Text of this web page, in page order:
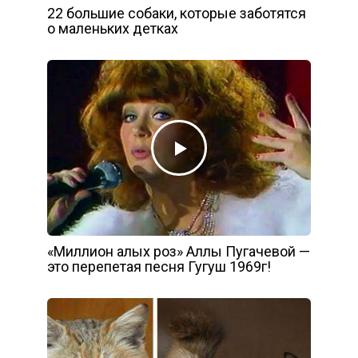
22 большие собаки, которые заботятся
о маленьких детках
«Миллион алых роз» Аллы Пугачевой —
это перепетая песня Гугуш 1969г!